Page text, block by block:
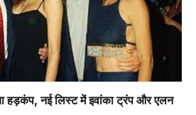
हड़कंप, नई लिस्ट में इवांका ट्रंप और एलन